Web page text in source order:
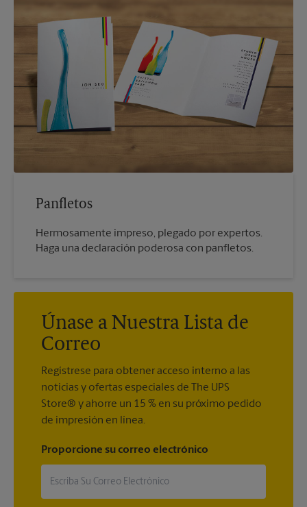
Panfletos
Hermosamente impreso, plegado por expertos.
Haga una declaración poderosa con panfletos.
Únase a Nuestra Lista de
Correo
Regístrese para obtener acceso interno a las
noticias y ofertas especiales de The UPS
Store® y ahorre un 15 % en su próximo pedido
de impresión en línea.
Proporcione su correo electrónico